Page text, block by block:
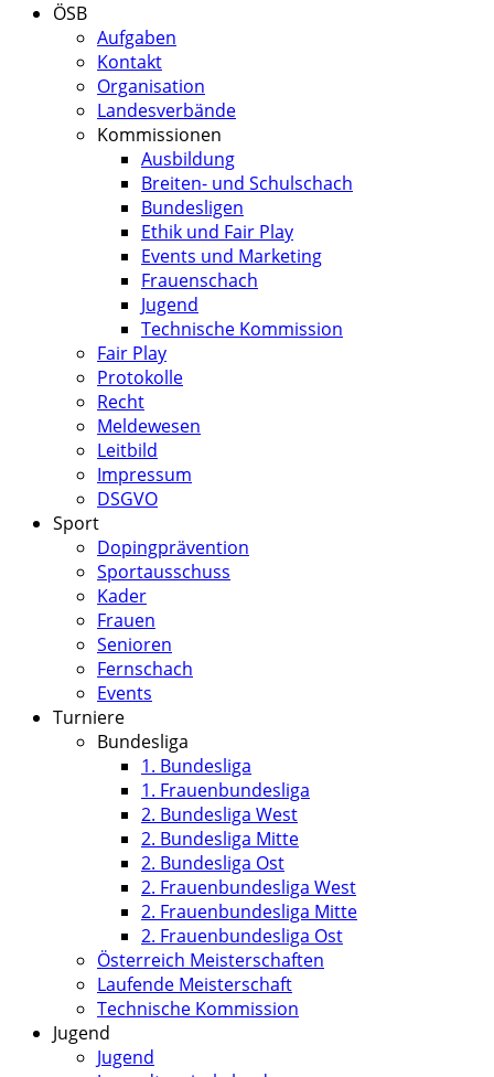
ÖSB
Aufgaben
Kontakt
Organisation
Landesverbände
Kommissionen
Ausbildung
Breiten- und Schulschach
Bundesligen
Ethik und Fair Play
Events und Marketing
Frauenschach
Jugend
Technische Kommission
Fair Play
Protokolle
Recht
Meldewesen
Leitbild
Impressum
DSGVO
Sport
Dopingprävention
Sportausschuss
Kader
Frauen
Senioren
Fernschach
Events
Turniere
Bundesliga
1. Bundesliga
1. Frauenbundesliga
2. Bundesliga West
2. Bundesliga Mitte
2. Bundesliga Ost
2. Frauenbundesliga West
2. Frauenbundesliga Mitte
2. Frauenbundesliga Ost
Österreich Meisterschaften
Laufende Meisterschaft
Technische Kommission
Jugend
Jugend